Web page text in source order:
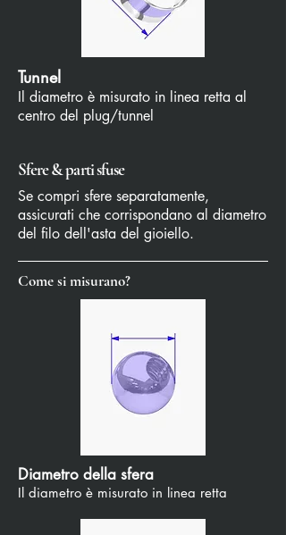
Tunnel
Il diametro è misurato in linea retta al
centro del plug/tunnel
Sfere & parti sfuse
Se compri sfere separatamente,
assicurati che corrispondano al diametro
del filo dell'asta del gioiello.
Come si misurano?
Diametro della sfera
Il diametro è misurato in linea retta